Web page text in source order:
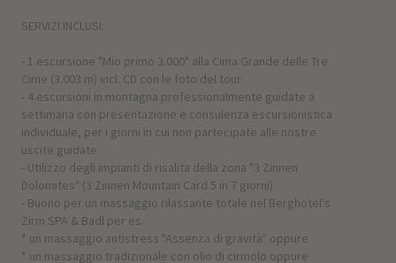
SERVIZI INCLUSI:
- 1 escursione "Mio primo 3.000" alla Cima Grande delle Tre
Cime (3.003 m) incl. CD con le foto del tour
- 4 escursioni in montagna professionalmente guidate a
settimana con presentazione e consulenza escursionistica
individuale, per i giorni in cui non partecipate alle nostre
uscite guidate
- Utilizzo degli impianti di risalita della zona "3 Zinnen
Dolomites" (3 Zinnen Mountain Card 5 in 7 giorni)
- Buono per un massaggio rilassante totale nel Berghotel's
Zirm SPA & Badl per es.
* un massaggio antistress "Assenza di gravità" oppure
* un massaggio tradizionale con olio di cirmolo oppure